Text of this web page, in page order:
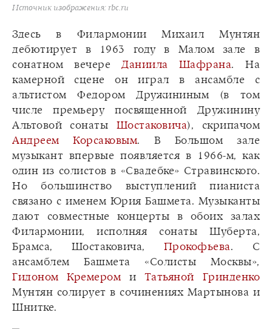
Источник изображения: rbc.ru
Здесь в Филармонии Михаил Мунтян
дебютирует в 1963 году в Малом зале в
сонатном вечереДаниила Шафрана. На
камерной сцене он играл в ансамбле с
альтистом Федором Дружининым (в том
числе премьеру посвященной Дружинину
Альтовой сонаты Шостаковича), скрипачом
Андреем Корсаковым. В Большом зале
музыкант впервые появляется в 1966-м, как
один из солистов в «Свадебке» Стравинского.
Но большинство выступлений пианиста
связано с именем Юрия Башмета. Музыканты
дают совместные концерты в обоих залах
Филармонии, исполняя сонаты Шуберта,
Брамса, Шостаковича, Прокофьева. С
ансамблем Башмета «Солисты Москвы»,
Гидоном Кремером и Татьяной Гринденко
Мунтян солирует в сочинениях Мартынова и
Шнитке.